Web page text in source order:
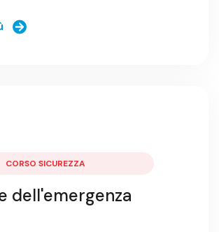
CORSO SICUREZZA
dell'emergenza